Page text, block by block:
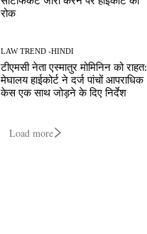
रोक
LAW TREND -HINDI
टीएमसी नेता एस्मातुर मोमिनिन को राहत:
मेघालय हाईकोर्ट ने दर्ज पांचों आपराधिक
केस एक साथ जोड़ने के दिए निर्देश
Load more